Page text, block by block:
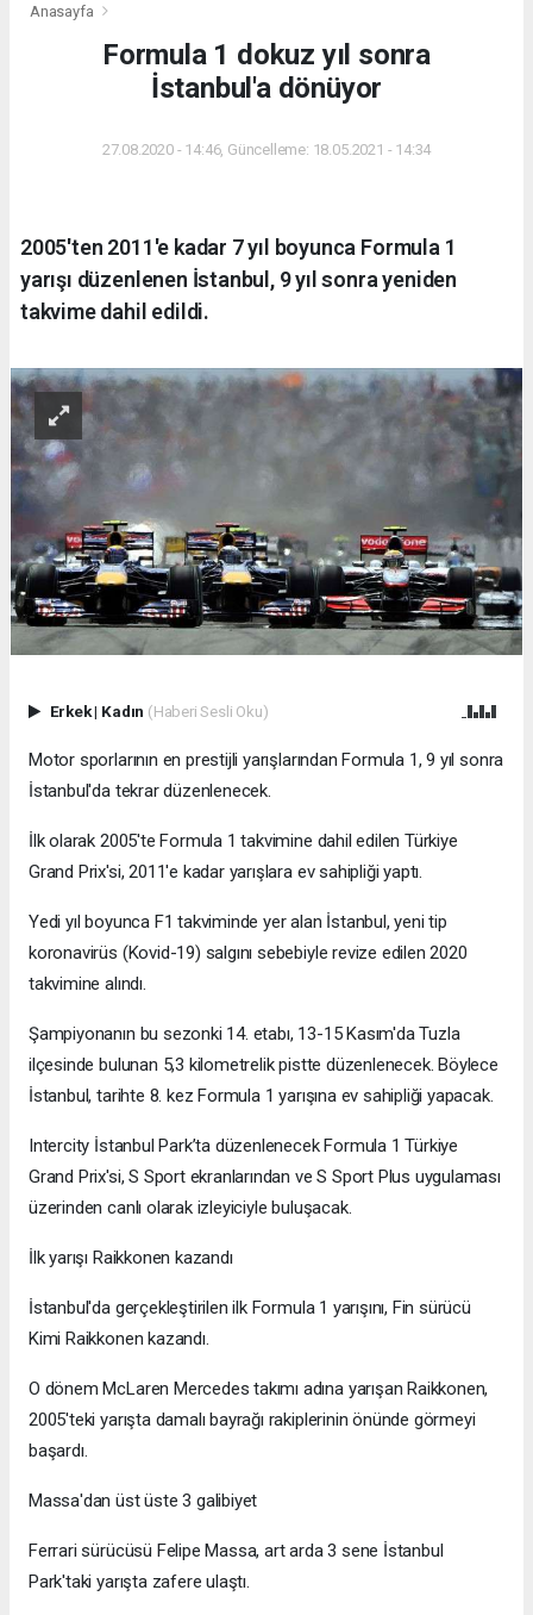
Anasayfa
Formula 1 dokuz yıl sonra
İstanbul'a dönüyor
27.08.2020 - 14:46, Güncelleme: 18.05.2021 - 14:34
2005'ten 2011'e kadar 7 yıl boyunca Formula 1
yarışı düzenlenen İstanbul, 9 yıl sonra yeniden
takvime dahil edildi.
Erkek| Kadın (Haberi Sesli Oku)
Motor sporlarının en prestijli yarışlarından Formula 1, 9 yıl sonra
İstanbul'da tekrar düzenlenecek.
İlk olarak 2005'te Formula 1 takvimine dahil edilen Türkiye
Grand Prix'si, 2011'e kadar yarışlara ev sahipliği yaptı.
Yedi yıl boyunca F1 takviminde yer alan İstanbul, yeni tip
koronavirüs (Kovid-19) salgını sebebiyle revize edilen 2020
takvimine alındı.
Şampiyonanın bu sezonki 14. etabı, 13-15 Kasım'da Tuzla
ilçesinde bulunan 5,3 kilometrelik pistte düzenlenecek. Böylece
İstanbul, tarihte 8. kez Formula 1 yarışına ev sahipliği yapacak.
Intercity İstanbul Park’ta düzenlenecek Formula 1 Türkiye
Grand Prix'si, S Sport ekranlarından ve S Sport Plus uygulaması
üzerinden canlı olarak izleyiciyle buluşacak.
İlk yarışı Raikkonen kazandı
İstanbul'da gerçekleştirilen ilk Formula 1 yarışını, Fin sürücü
Kimi Raikkonen kazandı.
O dönem McLaren Mercedes takımı adına yarışan Raikkonen,
2005'teki yarışta damalı bayrağı rakiplerinin önünde görmeyi
başardı.
Massa'dan üst üste 3 galibiyet
Ferrari sürücüsü Felipe Massa, art arda 3 sene İstanbul
Park'taki yarışta zafere ulaştı.